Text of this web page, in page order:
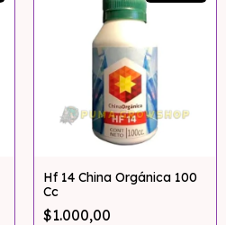
Hf 14 China Orgánica 100
Cc
$1.000,00